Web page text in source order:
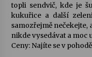
topli sendvič, kde je
kukuřice a další
samozřejmě nečekejte,
nikde vysedávat a moc
Ceny: Najíte se v